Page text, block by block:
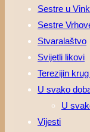
Sestre u
Sestre
Stvaralaštvo
Svijetli likovi
Terezijin
U svako
U
Vijesti